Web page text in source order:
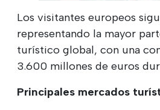
Los visitantes europeos
representando la mayor
turístico global, con una
3.600 millones de euros
Principales mercados